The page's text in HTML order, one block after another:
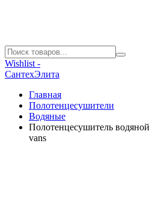
Wishlist -
СантехЭлита
Главная
Полотенцесушители
Водяные
Полотенцесушитель
vans